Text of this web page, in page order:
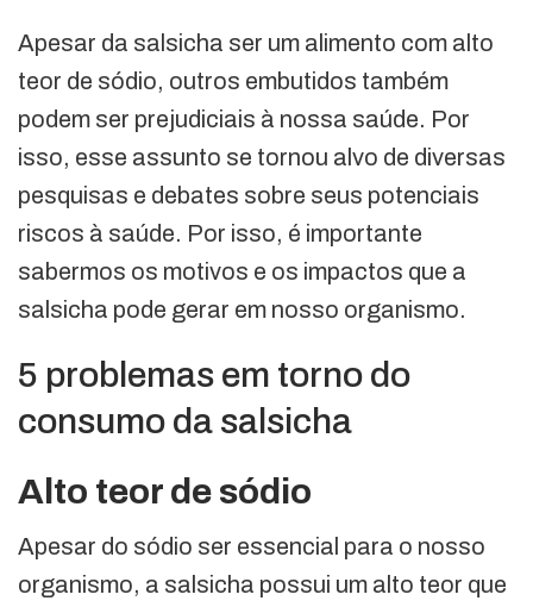
Apesar da salsicha ser um alimento com alto
teor de sódio, outros embutidos também
podem ser prejudiciais à nossa saúde. Por
isso, esse assunto se tornou alvo de diversas
pesquisas e debates sobre seus potenciais
riscos à saúde. Por isso, é importante
sabermos os motivos e os impactos que a
salsicha pode gerar em nosso organismo.
5 problemas em torno do
consumo da salsicha
Alto teor de sódio
Apesar do sódio ser essencial para o nosso
organismo, a salsicha possui um alto teor que